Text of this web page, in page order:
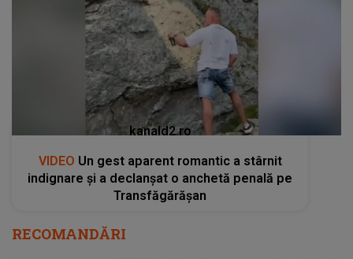
kanald2.ro
VIDEO Un gest aparent romantic a stârnit
indignare și a declanșat o anchetă penală pe
Transfăgărășan
RECOMANDĂRI